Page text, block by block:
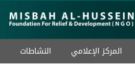
المركز الإعلامي النشاطات